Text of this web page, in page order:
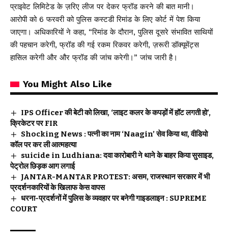
प्राइवेट लिमिटेड के ज़रिए लीज पर देकर फ्रॉड करने की बात मानी।
आरोपी को 6 फरवरी को पुलिस कस्टडी रिमांड के लिए कोर्ट में पेश किया
जाएगा। अधिकारियों ने कहा, “रिमांड के दौरान, पुलिस दूसरे संभावित साथियों
की पहचान करेगी, फ्रॉड की गई रकम रिकवर करेगी, ज़रूरी डॉक्यूमेंट्स
हासिल करेगी और और फ्रॉड की जांच करेगी।” जांच जारी है।
You Might Also Like
IPS Officer की बेटी को लिखा, ‘लाइट कलर के कपड़ों में हॉट लगती हो’,
क्रिकेटर पर FIR
Shocking News : पत्नी का नाम ‘Naagin’ सेव किया था, वीडियो
कॉल पर कर ली आत्महत्या
suicide in Ludhiana: दवा कारोबारी ने थाने के बाहर किया सुसाइड,
पेट्रोल छिड़क आग लगाई
JANTAR-MANTAR PROTEST: असम, राजस्थान सरकार में भी
प्रदर्शनकारियों के खिलाफ केस वापस
धरना-प्रदर्शनों में पुलिस के व्यवहार पर बनेगी गाइडलाइन : SUPREME
COURT